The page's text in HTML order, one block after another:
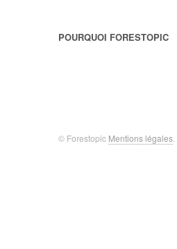
POURQUOI FORESTOPIC
© Forestopic Mentions légales